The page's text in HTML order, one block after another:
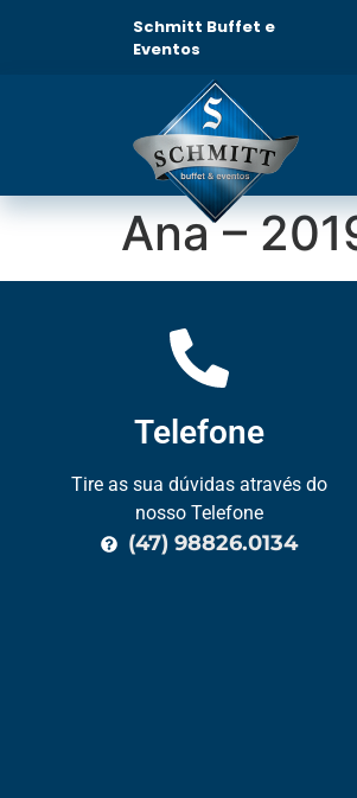
Schmitt Buffet e
Eventos
Ana –
Telefone
Tire as sua dúvidas através do
nosso Telefone
(47) 98826.0134